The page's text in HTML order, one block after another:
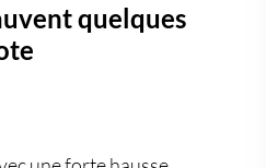
quelques